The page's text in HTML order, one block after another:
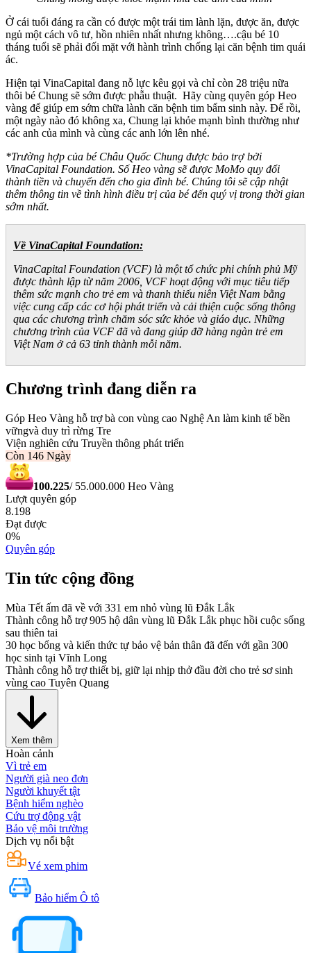
Ở cái tuổi đáng ra cần có được một trái tim lành lặn, được ăn, được
ngủ một cách vô tư, hồn nhiên nhất nhưng không….cậu bé 10
tháng tuổi sẽ phải đối mặt với hành trình chống lại căn bệnh tim quái
ác.
Hiện tại VinaCapital đang nỗ lực kêu gọi và chỉ còn 28 triệu nữa
thôi bé Chung sẽ sớm được phẫu thuật. Hãy cùng quyên góp Heo
vàng để giúp em sớm chữa lành căn bệnh tim bẩm sinh này. Để rồi,
một ngày nào đó không xa, Chung lại khỏe mạnh bình thường như
các anh của mình và cùng các anh lớn lên nhé.
*Trường hợp của bé Châu Quốc Chung được bảo trợ bởi
VinaCapital Foundation. Số Heo vàng sẽ được MoMo quy đổi
thành tiền và chuyển đến cho gia đình bé. Chúng tôi sẽ cập nhật
thêm thông tin về tình hình điều trị của bé đến quý vị trong thời gian
sớm nhất.
Về VinaCapital Foundation:
VinaCapital Foundation (VCF) là một tổ chức phi chính phủ Mỹ
được thành lập từ năm 2006, VCF hoạt động với mục tiêu tiếp
thêm sức mạnh cho trẻ em và thanh thiếu niên Việt Nam bằng
việc cung cấp các cơ hội phát triển và cải thiện cuộc sống thông
qua các chương trình chăm sóc sức khỏe và giáo dục. Những
chương trình của VCF đã và đang giúp đỡ hàng ngàn trẻ em
Việt Nam ở cả 63 tỉnh thành mỗi năm.
Chương trình đang diễn ra
Góp Heo Vàng hỗ trợ bà con vùng cao Nghệ An làm kinh tế bền
vữngvà duy trì rừng Tre
Viện nghiên cứu Truyền thông phát triển
Còn 146 Ngày
100.225/ 55.000.000 Heo Vàng
Lượt quyên góp
8.198
Đạt được
0%
Quyên góp
Tin tức cộng đồng
Mùa Tết ấm đã về với 331 em nhỏ vùng lũ Đắk Lắk
Thành công hỗ trợ 905 hộ dân vùng lũ Đắk Lắk phục hồi cuộc sống
sau thiên tai
30 học bổng và kiến thức tự bảo vệ bản thân đã đến với gần 300
học sinh tại Vĩnh Long
Thành công hỗ trợ thiết bị, giữ lại nhịp thở đầu đời cho trẻ sơ sinh
vùng cao Tuyên Quang
Xem thêm
Hoàn cảnh
Vì trẻ em
Người già neo đơn
Người khuyết tật
Bệnh hiểm nghèo
Cứu trợ động vật
Bảo vệ môi trường
Dịch vụ nổi bật
Vé xem phim
Bảo hiểm Ô tô